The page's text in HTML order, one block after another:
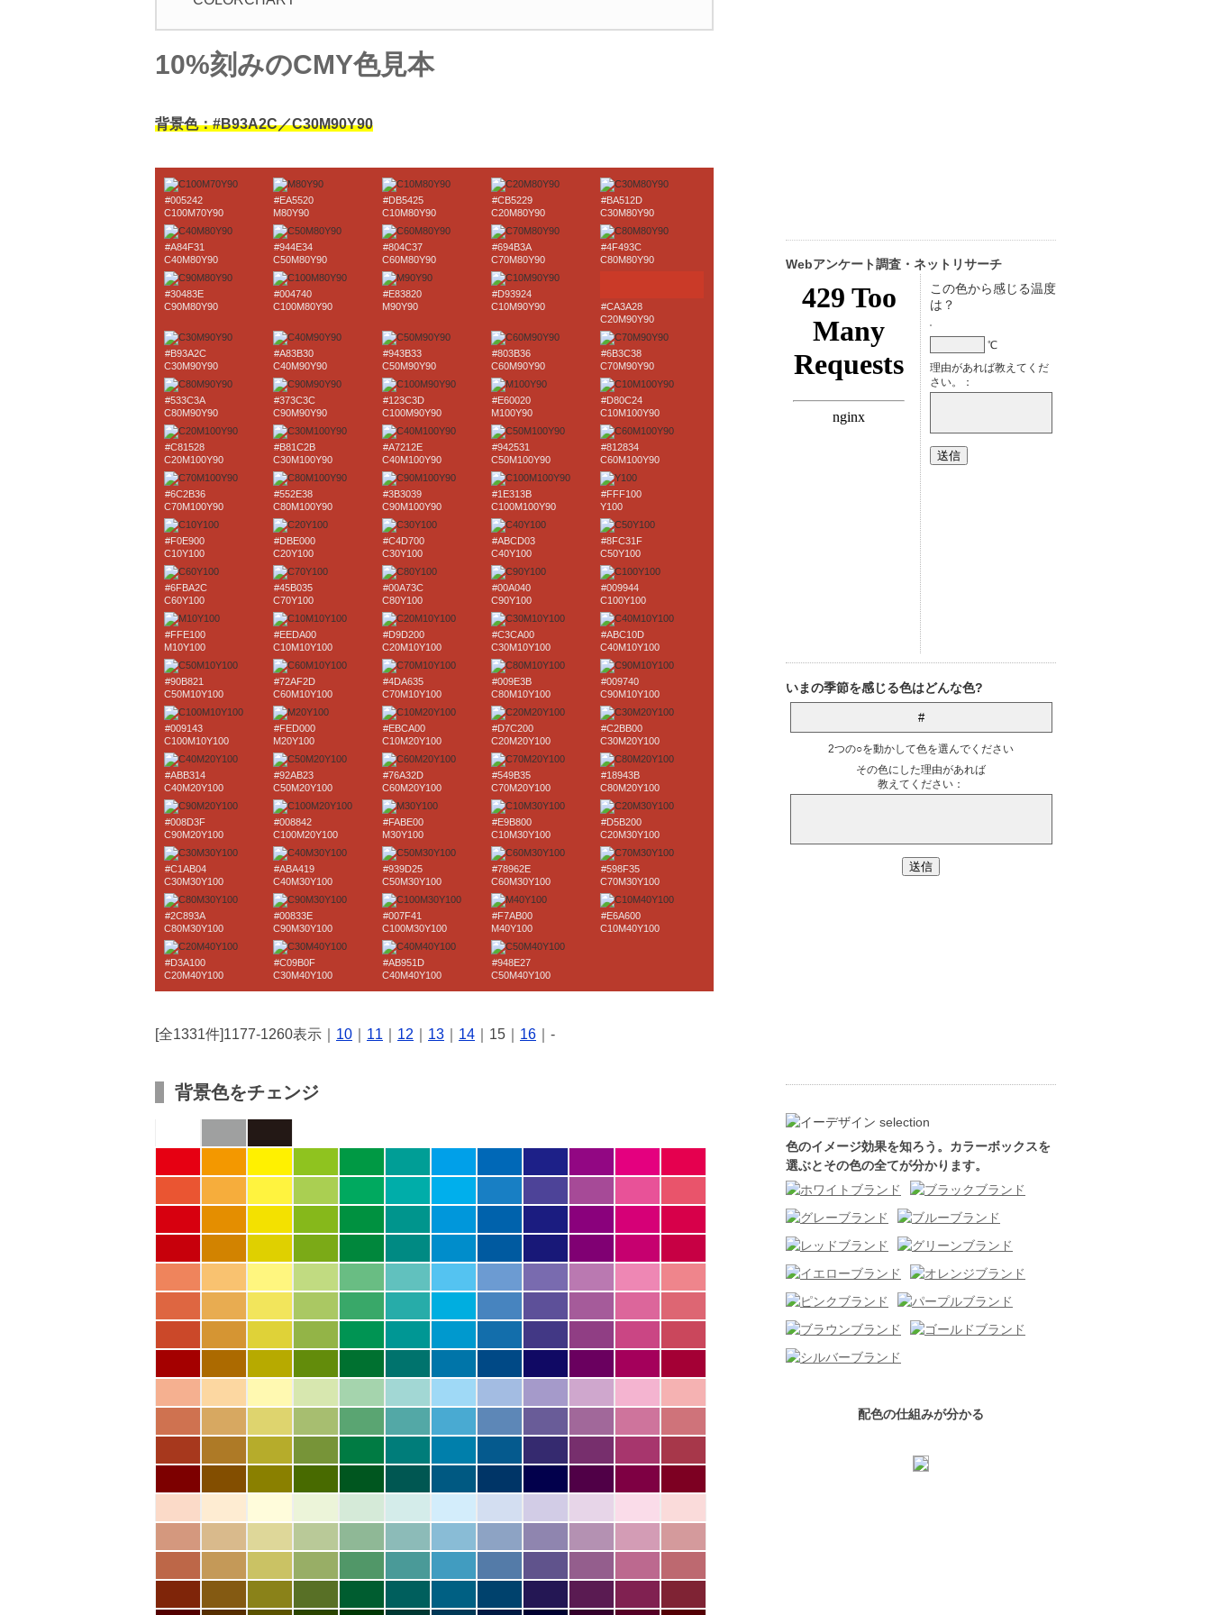
10%刻みのCMY色見本
背景色：#B93A2C／C30M90Y90
#005242
C100M70Y90
#EA5520
M80Y90
#DB5425
C10M80Y90
#CB5229
C20M80Y90
#BA512D
C30M80Y90
#A84F31
C40M80Y90
#944E34
C50M80Y90
#804C37
C60M80Y90
#694B3A
C70M80Y90
#4F493C
C80M80Y90
#30483E
C90M80Y90
#004740
C100M80Y90
#E83820
M90Y90
#D93924
C10M90Y90
#CA3A28
C20M90Y90
#B93A2C
C30M90Y90
#A83B30
C40M90Y90
#943B33
C50M90Y90
#803B36
C60M90Y90
#6B3C38
C70M90Y90
#533C3A
C80M90Y90
#373C3C
C90M90Y90
#123C3D
C100M90Y90
#E60020
M100Y90
#D80C24
C10M100Y90
#C81528
C20M100Y90
#B81C2B
C30M100Y90
#A7212E
C40M100Y90
#942531
C50M100Y90
#812834
C60M100Y90
#6C2B36
C70M100Y90
#552E38
C80M100Y90
#3B3039
C90M100Y90
#1E313B
C100M100Y90
#FFF100
Y100
#F0E900
C10Y100
#DBE000
C20Y100
#C4D700
C30Y100
#ABCD03
C40Y100
#8FC31F
C50Y100
#6FBA2C
C60Y100
#45B035
C70Y100
#00A73C
C80Y100
#00A040
C90Y100
#009944
C100Y100
#FFE100
M10Y100
#EEDA00
C10M10Y100
#D9D200
C20M10Y100
#C3CA00
C30M10Y100
#ABC10D
C40M10Y100
#90B821
C50M10Y100
#72AF2D
C60M10Y100
#4DA635
C70M10Y100
#009E3B
C80M10Y100
#009740
C90M10Y100
#009143
C100M10Y100
#FED000
M20Y100
#EBCA00
C10M20Y100
#D7C200
C20M20Y100
#C2BB00
C30M20Y100
#ABB314
C40M20Y100
#92AB23
C50M20Y100
#76A32D
C60M20Y100
#549B35
C70M20Y100
#18943B
C80M20Y100
#008D3F
C90M20Y100
#008842
C100M20Y100
#FABE00
M30Y100
#E9B800
C10M30Y100
#D5B200
C20M30Y100
#C1AB04
C30M30Y100
#ABA419
C40M30Y100
#939D25
C50M30Y100
#78962E
C60M30Y100
#598F35
C70M30Y100
#2C893A
C80M30Y100
#00833E
C90M30Y100
#007F41
C100M30Y100
#F7AB00
M40Y100
#E6A600
C10M40Y100
#D3A100
C20M40Y100
#C09B0F
C30M40Y100
#AB951D
C40M40Y100
#948E27
C50M40Y100
[全1331件]1177-1260表示｜ 10 11 12 13 14 ｜15｜ 16 ｜-
背景色をチェンジ
Webアンケート調査・ネットリサーチ
色のイメージ効果を知ろう。カラーボックスを
選ぶとその色の全てが分かります。
配色の仕組みが分かる